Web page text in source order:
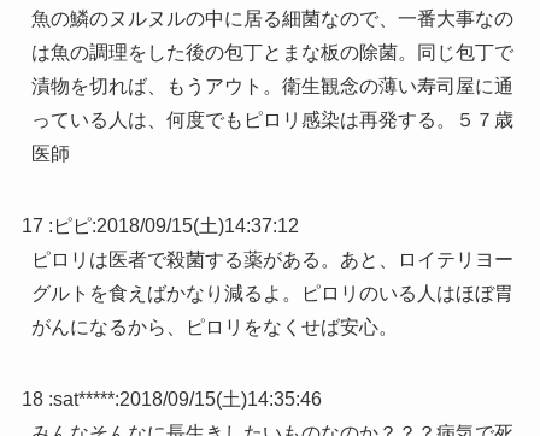
魚の鱗のヌルヌルの中に居る細菌なので、一番大事なの
は魚の調理をした後の包丁とまな板の除菌。同じ包丁で
漬物を切れば、もうアウト。衛生観念の薄い寿司屋に通
っている人は、何度でもピロリ感染は再発する。５７歳
医師
17 : ピピ:2018/09/15(土)14:37:12
ピロリは医者で殺菌する薬がある。あと、ロイテリヨー
グルトを食えばかなり減るよ。ピロリのいる人はほぼ胃
がんになるから、ピロリをなくせば安心。
18 :sat*****:2018/09/15(土)14:35:46